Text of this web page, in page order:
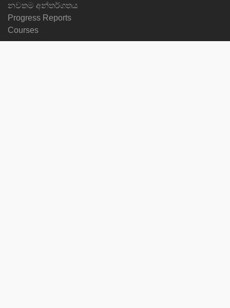
නවතම අන්තර්ගතය
Progress Reports
Courses